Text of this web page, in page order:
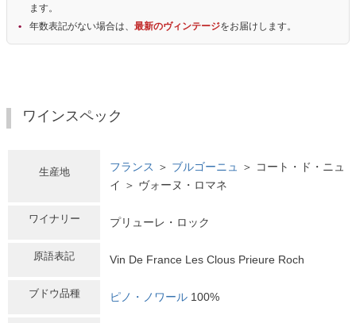
ます。
年数表記がない場合は、 最新のヴィンテージをお届けします。
ワインスペック
生産地 フランス ＞ ブルゴーニュ
＞ コート・ド・ニュ
イ ＞ ヴォーヌ・ロマネ
ワイナリー プリューレ・ロック
原語表記 Vin De France Les Clous Prieure Roch
ブドウ品種 ピノ・ノワール 100%